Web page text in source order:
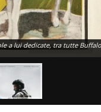
a lui dedicate, tra tutte